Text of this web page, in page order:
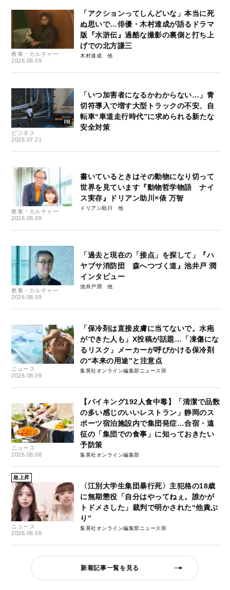
教養・カルチャー
2026.08.09
「アクションってしんどいな」本当に死
ぬ思いで…俳優・木村達成が語るドラマ
版『水滸伝』過酷な撮影の裏側と打ち上
げでの北方謙三
木村達成
ビジネス
2026.07.21
「いつ加害者になるかわからない…」青
切符導入で増す大型トラックの不安、自
転車“車道走行時代”に求められる新たな
安全対策
教養・カルチャー
2026.08.09
書いているときはその動物になり切って
世界を見ています『動物哲学物語 ナイ
ス実存』ドリアン助川×俵 万智
ドリアン助川
教養・カルチャー
2026.08.09
「過去と現在の「接点」を探して」『ハ
ヤブサ消防団 森へつづく道』池井戸 潤
インタビュー
池井戸潤
ニュース
2026.08.09
「保冷剤は直接皮膚に当てないで。水疱
ができた人も」X投稿が話題…「凍傷にな
るリスク」メーカーが呼びかける保冷剤
の“本来の用途”と注意点
集英社オンライン編集部ニュース班
ニュース
2026.08.08
【バイキング192人食中毒】「清潔で品数
の多い感じのいいレストラン」静岡のス
ポーツ宿泊施設内で集団発症…合宿・遠
征の「集団での食事」に知っておきたい
予防策
集英社オンライン編集部
急上昇
ニュース
2026.08.08
〈江別大学生集団暴行死〉主犯格の18歳
に無期懲役「自分はやってねぇ。誰かが
トドメさした」裁判で明かされた“他責ぶ
り”
集英社オンライン編集部ニュース班
新着記事一覧を見る